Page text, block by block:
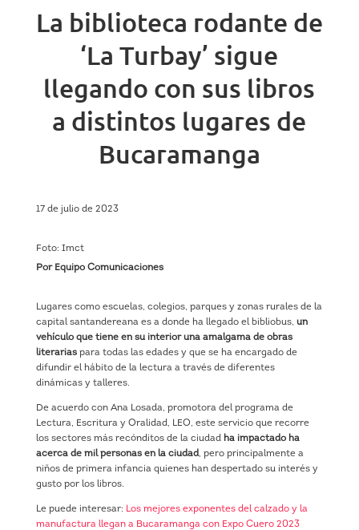
La biblioteca rodante de
‘La Turbay’ sigue
llegando con sus libros
a distintos lugares de
Bucaramanga
17 de julio de 2023
Foto: Imct
Por Equipo Comunicaciones
Lugares como escuelas, colegios, parques y zonas rurales de la
capital santandereana es a donde ha llegado el bibliobus, un
vehículo que tiene en su interior una amalgama de obras
literariaspara todas las edades y que se ha encargado de
difundir el hábito de la lectura a través de diferentes
dinámicas y talleres.
De acuerdo con Ana Losada, promotora del programa de
Lectura, Escritura y Oralidad, LEO, este servicio que recorre
los sectores más recónditos de la ciudad ha impactado ha
acerca de mil personas en la ciudad, pero principalmente a
niños de primera infancia quienes han despertado su interés y
gusto por los libros.
Le puede interesar: Los mejores exponentes del calzado y la
manufactura llegan a Bucaramanga con Expo Cuero 2023